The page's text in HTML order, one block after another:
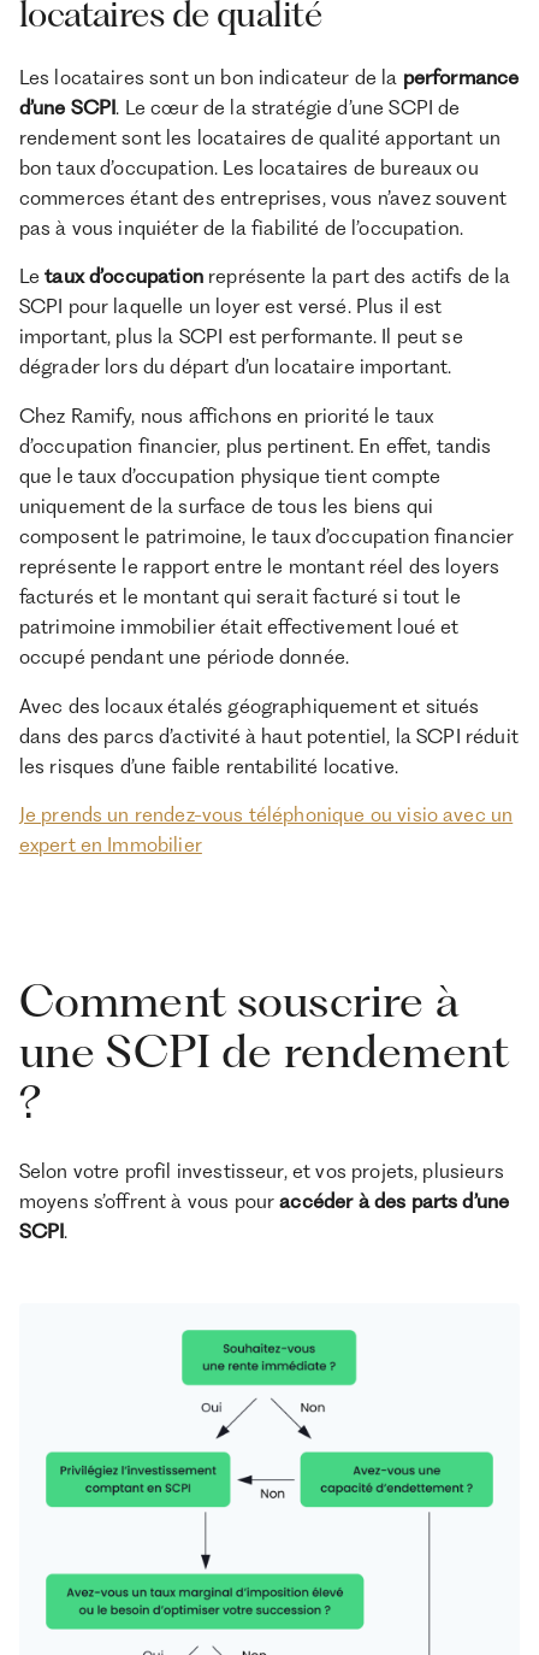
locataires de qualité
Les locataires sont un bon indicateur de la performance
d’une SCPI. Le cœur de la stratégie d’une SCPI de
rendement sont les locataires de qualité apportant un
bon taux d’occupation. Les locataires de bureaux ou
commerces étant des entreprises, vous n’avez souvent
pas à vous inquiéter de la fiabilité de l’occupation.
Le taux d’occupationreprésente la part des actifs de la
SCPI pour laquelle un loyer est versé. Plus il est
important, plus la SCPI est performante. Il peut se
dégrader lors du départ d’un locataire important.
Chez Ramify, nous affichons en priorité le taux
d’occupation financier, plus pertinent. En effet, tandis
que le taux d’occupation physique tient compte
uniquement de la surface de tous les biens qui
composent le patrimoine, le taux d’occupation financier
représente le rapport entre le montant réel des loyers
facturés et le montant qui serait facturé si tout le
patrimoine immobilier était effectivement loué et
occupé pendant une période donnée.
Avec des locaux étalés géographiquement et situés
dans des parcs d’activité à haut potentiel, la SCPI réduit
les risques d’une faible rentabilité locative.
Je prends un rendez-vous téléphonique ou visio avec un
expert en Immobilier
Comment souscrire à
une SCPI de rendement
?
Selon votre profil investisseur, et vos projets, plusieurs
moyens s’offrent à vous pouraccéder à des parts d’une
SCPI.